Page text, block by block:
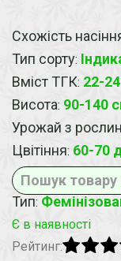
Схожість
Тип сорту:
Вміст ТГК: 22-
Висота: 90-140
Урожай з
Цвітіння: 60-70
Тип:
Є в наявності
Рейтинг: